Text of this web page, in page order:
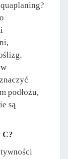
podłożu,
są
C?